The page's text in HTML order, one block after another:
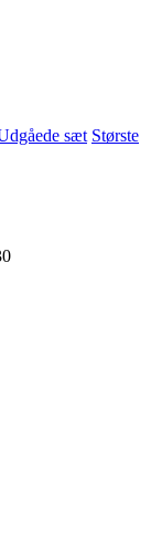
sæt Største